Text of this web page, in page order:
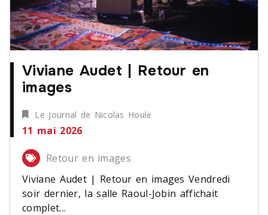
Viviane Audet | Retour en
images
Le Journal de Nicolas Houle
11 mai 2026
Retour en images
Viviane Audet | Retour en images Vendredi
soir dernier, la salle Raoul-Jobin affichait
complet...